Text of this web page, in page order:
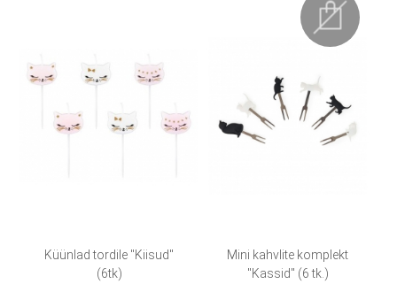
Küünlad tordile "Kiisud"
(6tk)
Mini kahvlite komplekt
"Kassid" (6 tk.)